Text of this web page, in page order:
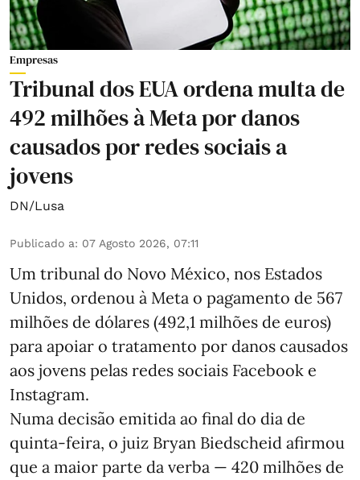
Empresas
Tribunal dos EUA ordena multa de
492 milhões à Meta por danos
causados por redes sociais a
jovens
DN/Lusa
Publicado a: 07 Agosto 2026, 07:11
Um tribunal do Novo México, nos Estados
Unidos, ordenou à Meta o pagamento de 567
milhões de dólares (492,1 milhões de euros)
para apoiar o tratamento por danos causados
aos jovens pelas redes sociais Facebook e
Instagram.
Numa decisão emitida ao final do dia de
quinta-feira, o juiz Bryan Biedscheid afirmou
que a maior parte da verba — 420 milhões de